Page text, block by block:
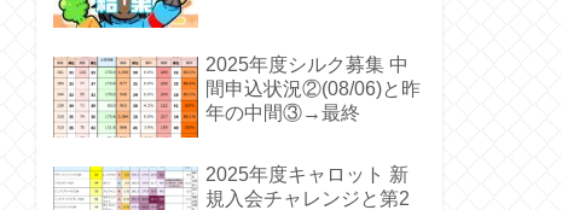
2025年度シルク募集 中
間申込状況②(08/06)と昨
年の中間③→最終
2025年度キャロット 新
規入会チャレンジと第2